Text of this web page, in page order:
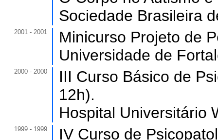
Sociedade Brasileira
2001 - 2001
Minicurso Projeto de
Universidade de
2000 - 2000
III Curso Básico de
12h).
Hospital Universitário
1999 - 1999 IV Curso de